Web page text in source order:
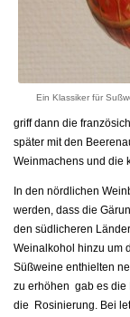
Ein Klassiker für
griff dann die
später mit den
Weinmachens und die
In den nördlichen
werden, dass die
den südlicheren
Weinalkohol hinzu um
Süßweine enthielten
zu erhöhen gab es die
die Rosinierung. Bei